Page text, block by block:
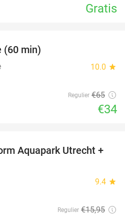
Gratis
(60 min)
10.0 star
Regulier €65
€34
31%
Aquapark Utrecht +
9.4 star
Regulier €15,95